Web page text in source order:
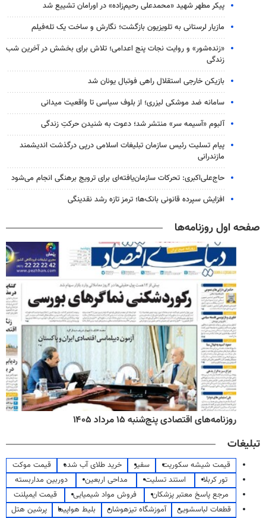
پیکر مطهر شهید «محمدعلی رحیم‌زاده» در اورامان تشییع شد
مازیار لرستانی به تلویزیون بازگشت؛ نگارش و ساخت یک تله‌فیلم
«زنده‌شور» و روایت نجات پنج اعدامی؛ تلاش برای بخشش در آخرین شب
زندگی
بازیکن خارجی استقلال راهی فوتبال یونان شد
سامانه ضد موشکی لیزری؛ از بلوف سیاسی تا واقعیت میدانی
آلبوم «آسیمه سر» منتشر شد؛ دعوت به شنیدن حرکتِ زندگی
پیام تسلیت رئیس سازمان تبلیغات اسلامی درپی درگذشت اندیشمند
مازندرانی
حاج‌علی‌اکبری: تحرکات سازمان‌یافته‌ای برای ترویج برهنگی انجام می‌شود
افزایش سپرده قانونی بانک‌ها؛ ترمز تازه رشد نقدینگی
صفحه اول روزنامه‌ها
روزنامه‌های اقتصادی پنج‌شنبه ۱۵ مرداد ۱۴۰۵
تبلیغات
قیمت شیشه سکوریت سفیر خرید طلای آب شده
قیمت موکت
تور کربلا
استند تسلیت مداحی اربعین
دوربین مداربسته
مرجع پاسخ معتبر پزشکان
فروش مواد شیمیایی
قیمت ایمپلنت
قطعات لباسشویی
آموزشگاه تیزهوشان بلیط هواپیما
پرشین هتل